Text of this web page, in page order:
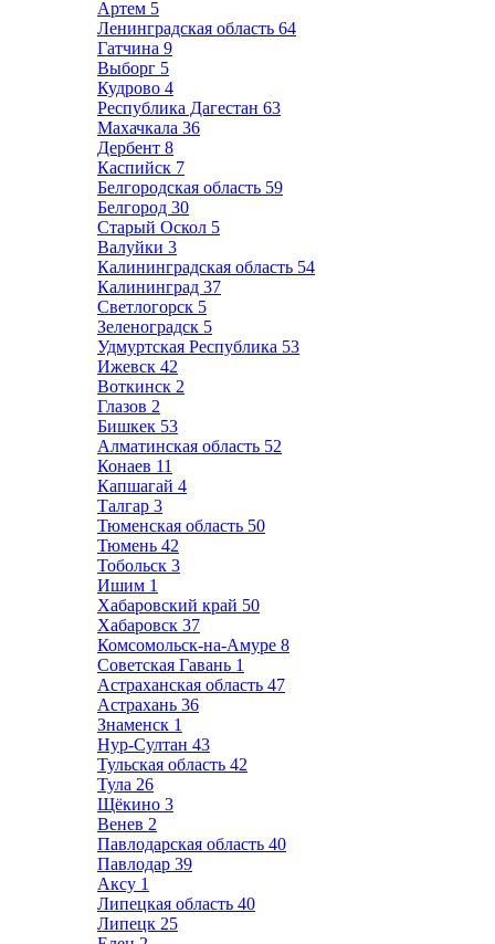
Артем 5
Ленинградская область 64
Гатчина 9
Выборг 5
Кудрово 4
Республика Дагестан 63
Махачкала 36
Дербент 8
Каспийск 7
Белгородская область 59
Белгород 30
Старый Оскол 5
Валуйки 3
Калининградская область 54
Калининград 37
Светлогорск 5
Зеленоградск 5
Удмуртская Республика 53
Ижевск 42
Воткинск 2
Глазов 2
Бишкек 53
Алматинская область 52
Конаев 11
Капшагай 4
Талгар 3
Тюменская область 50
Тюмень 42
Тобольск 3
Ишим 1
Хабаровский край 50
Хабаровск 37
Комсомольск-на-Амуре 8
Советская Гавань 1
Астраханская область 47
Астрахань 36
Знаменск 1
Нур-Султан 43
Тульская область 42
Тула 26
Щёкино 3
Венев 2
Павлодарская область 40
Павлодар 39
Аксу 1
Липецкая область 40
Липецк 25